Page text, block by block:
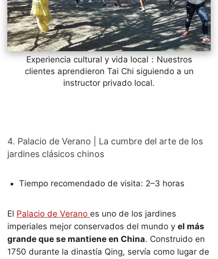
Experiencia cultural y vida local：Nuestros
clientes aprendieron Tai Chi siguiendo a un
instructor privado local.
4. Palacio de Verano | La cumbre del arte de los
jardines clásicos chinos
Tiempo recomendado de visita: 2–3 horas
El Palacio de Verano es uno de los jardines
imperiales mejor conservados del mundo y el más
grande que se mantiene en China. Construido en
1750 durante la dinastía Qing, servía como lugar de